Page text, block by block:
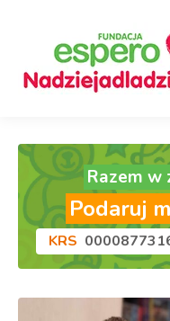
Razem w
Podaruj
KRS